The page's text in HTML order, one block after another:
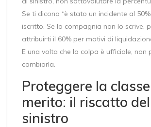
Se ti dicono “è stato un incidente al
iscritto. Se la compagnia non lo scrive,
attribuirti il 60% per motivi di
E una volta che la colpa è ufficiale, non
cambiarla.
Proteggere la
merito: il riscatto del
sinistro